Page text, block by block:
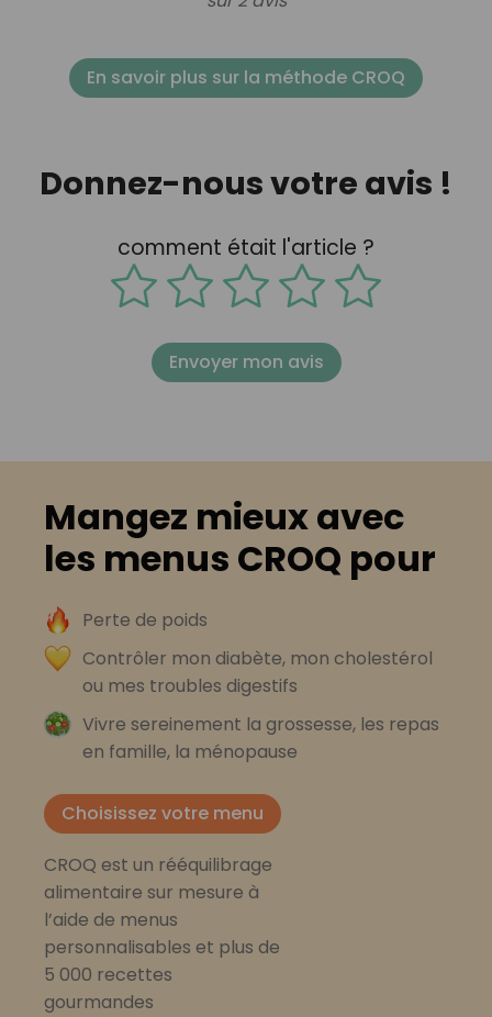
En savoir plus sur la méthode CROQ
Donnez-nous votre avis !
comment était l'article ?
Envoyer mon avis
Mangez mieux avec
les menus CROQ pour
Perte de poids
Contrôler mon diabète, mon cholestérol
ou mes troubles digestifs
Vivre sereinement la grossesse, les repas
en famille, la ménopause
Choisissez votre menu
CROQ est un rééquilibrage
alimentaire sur mesure à
l’aide de menus
personnalisables et plus de
5 000 recettes
gourmandes